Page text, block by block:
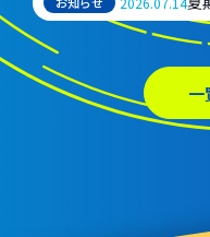
ミュージアムショ
レストラン
あそびの部屋
一